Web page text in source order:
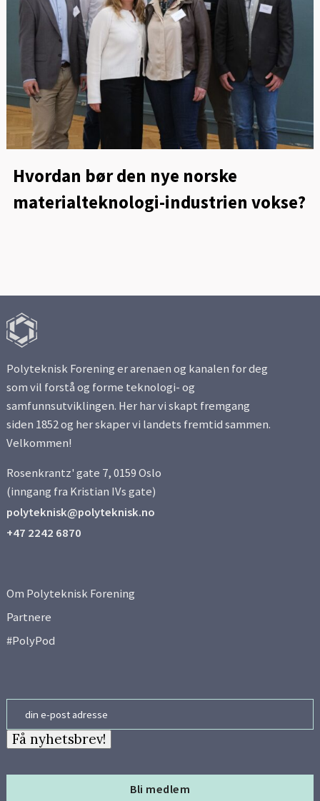
Hvordan bør den nye norske
materialteknologi-industrien vokse?
Polyteknisk Forening er arenaen og kanalen for deg
som vil forstå og forme teknologi- og
samfunnsutviklingen. Her har vi skapt fremgang
siden 1852 og her skaper vi landets fremtid sammen.
Velkommen!
Rosenkrantz' gate 7, 0159 Oslo
(inngang fra Kristian IVs gate)
polyteknisk@polyteknisk.no
+47 2242 6870
Om Polyteknisk Forening
Partnere
#PolyPod
Bli medlem
Få nyhetsbrev!